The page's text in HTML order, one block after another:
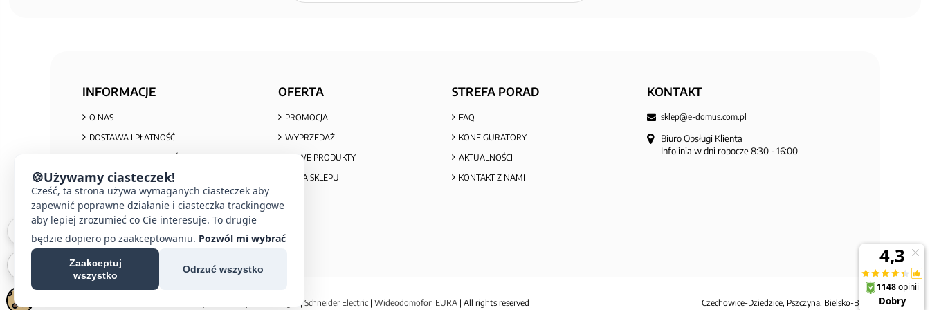
INFORMACJE
O NAS
DOSTAWA I PŁATNOŚĆ
REGULAMIN ZAKUPÓW
REKLAMACJE I ZWROTY
INFORMACJA O ZUŻYTYM SPRZĘCIE
OFERTA
PROMOCJA
WYPRZEDAŻ
NOWE PRODUKTY
MAPA SKLEPU
STREFA PORAD
FAQ
KONFIGURATORY
AKTUALNOŚCI
KONTAKT Z NAMI
KONTAKT
sklep@e-domus.com.pl
Biuro Obsługi Klienta
Infolinia w dni robocze 8:30 - 16:00
| Schneider Electric | Wideodomofon EURA | All rights reserved Czechowice-Dziedzice, Pszczyna, Bielsko-Biała
🍪Używamy ciasteczek!
Cześć, ta strona używa wymaganych ciasteczek aby
zapewnić poprawne działanie i ciasteczka trackingowe
aby lepiej zrozumieć co Cie interesuje. To drugie
będzie dopiero po zaakceptowaniu. Pozwól mi wybrać
Zaakceptuj
wszystko
Odrzuć wszystko